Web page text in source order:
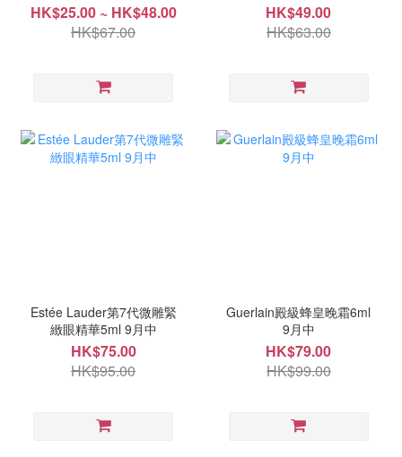
HK$25.00 ~ HK$48.00
HK$67.00
HK$49.00
HK$63.00
Estée Lauder第7代微雕緊
緻眼精華5ml 9月中
HK$75.00
HK$95.00
Guerlain殿級蜂皇晚霜6ml
9月中
HK$79.00
HK$99.00